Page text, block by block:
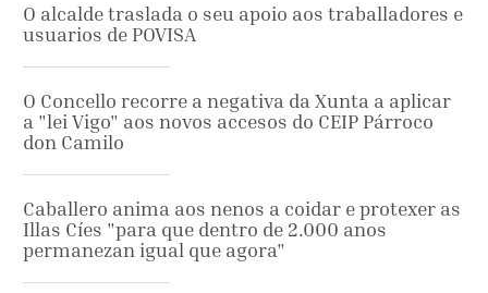
O alcalde traslada o seu apoio aos traballadores e
usuarios de POVISA
O Concello recorre a negativa da Xunta a aplicar
a "lei Vigo" aos novos accesos do CEIP Párroco
don Camilo
Caballero anima aos nenos a coidar e protexer as
Illas Cíes "para que dentro de 2.000 anos
permanezan igual que agora"